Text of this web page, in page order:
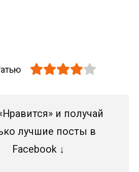
и получай
лучшие посты в
Facebook ↓